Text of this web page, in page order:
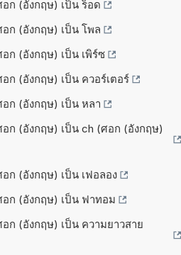
ก (อังกฤษ) เป็น ร็อด
ก (อังกฤษ) เป็น โพล
ก (อังกฤษ) เป็น เพิร์ซ
ก (อังกฤษ) เป็น ควอร์เตอร์
ก (อังกฤษ) เป็น หลา
อก (อังกฤษ) เป็น ch (ศอก (อังกฤษ)
ก (อังกฤษ) เป็น เฟอลอง
อก (อังกฤษ) เป็น ฟาทอม
ก (อังกฤษ) เป็น ความยาวสาย